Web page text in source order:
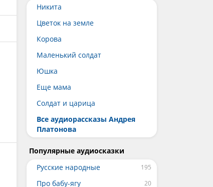
Никита
Цветок на земле
Корова
Маленький солдат
Юшка
Еще мама
Солдат и царица
Все аудиорассказы Андрея
Платонова
Популярные аудиосказки
Русские народные
Про бабу-ягу